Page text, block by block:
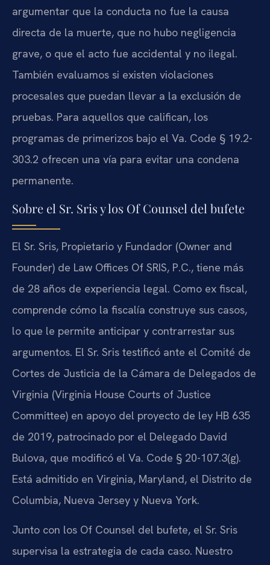
argumentar que la conducta no fue la causa
directa de la muerte, que no hubo negligencia
grave, o que el acto fue accidental y no ilegal.
También evaluamos si existen violaciones
procesales que puedan llevar a la exclusión de
pruebas. Para aquellos que califican, los
programas de primerizos bajo el Va. Code § 19.2-
303.2 ofrecen una vía para evitar una condena
permanente.
Sobre el Sr. Sris y los Of Counsel del bufete
El Sr. Sris, Propietario y Fundador (Owner and
Founder) de Law Offices Of SRIS, P.C., tiene más
de 28 años de experiencia legal. Como ex fiscal,
comprende cómo la fiscalía construye sus casos,
lo que le permite anticipar y contrarrestar sus
argumentos. El Sr. Sris testificó ante el Comité de
Cortes de Justicia de la Cámara de Delegados de
Virginia (Virginia House Courts of Justice
Committee) en apoyo del proyecto de ley HB 635
de 2019, patrocinado por el Delegado David
Bulova, que modificó el Va. Code § 20-107.3(g).
Está admitido en Virginia, Maryland, el Distrito de
Columbia, Nueva Jersey y Nueva York.
Junto con los Of Counsel del bufete, el Sr. Sris
supervisa la estrategia de cada caso. Nuestro